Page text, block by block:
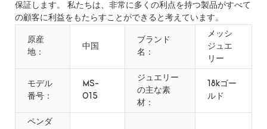
保証します。 私たちは、非常に多くの利点を持つ製品がすべて
の顧客に利益をもたらすことができると考えています。
原産
地：
中国
ブランド
名：
メッシ
ジュエ
リー
モデル
番号：
MS-
015
ジュエリー
の主な素
材：
18kゴー
ルド
ペンダ